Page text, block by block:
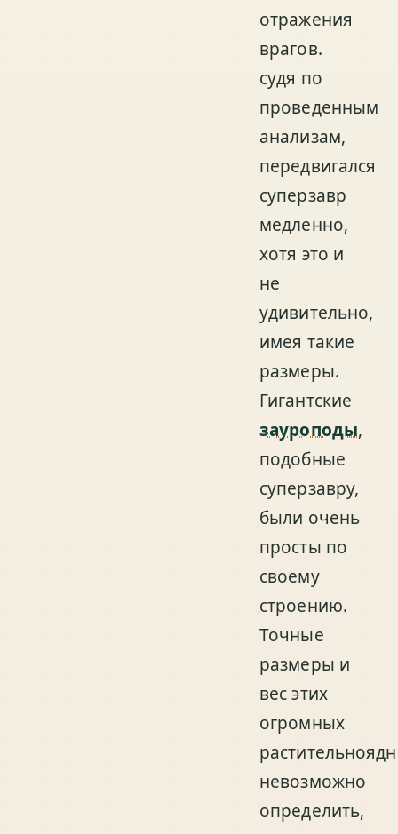
отражения
врагов.
судя по
проведенным
анализам,
передвигался
суперзавр
медленно,
хотя это и
не
удивительно,
имея такие
размеры.
Гигантские
зауроподы,
подобные
суперзавру,
были очень
просты по
своему
строению.
Точные
размеры и
вес этих
огромных
невозможно
определить,